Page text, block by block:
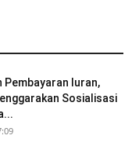
Pembayaran Iuran,
Sosialisasi